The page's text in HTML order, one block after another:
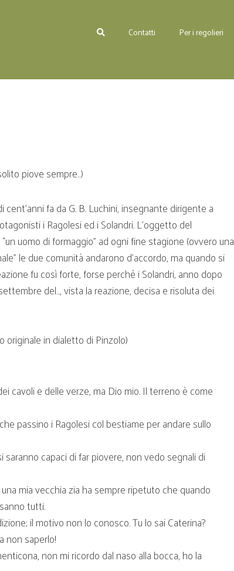
Contatti Per i regolieri
piove sempre…)
fa da G. B. Luchini, insegnante dirigente a
i Ragolesi ed i Solandri. L’oggetto del
uomo di formaggio” ad ogni fine stagione (ovvero una
le due comunità andarono d’accordo, ma quando si
fu così forte, forse perché i Solandri, anno dopo
del…, vista la reazione, decisa e risoluta dei
in dialetto di Pinzolo)
cavoli e delle verze, ma Dio mio. Il terreno è come
passino i Ragolesi col bestiame per andare sullo
capaci di far piovere, non vedo segnali di
mia vecchia zia ha sempre ripetuto che quando
tutti.
il motivo non lo conosco. Tu lo sai Caterina?
non saperlo!
non mi ricordo dal naso alla bocca, ho la